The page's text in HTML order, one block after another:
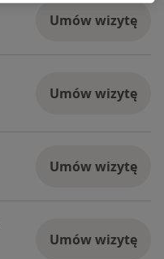
Umów wizytę
Umów wizytę
Umów wizytę
Umów wizytę